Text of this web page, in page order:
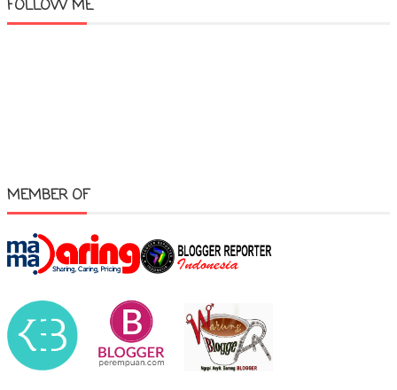
FOLLOW ME
MEMBER OF